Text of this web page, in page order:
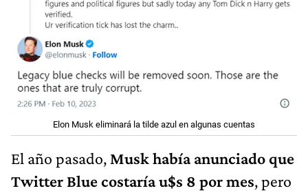
Elon Musk eliminará la tilde azul en algunas cuentas
El año pasado, Musk había anunciado que
Twitter Blue costaría u$s 8 por mes, pero